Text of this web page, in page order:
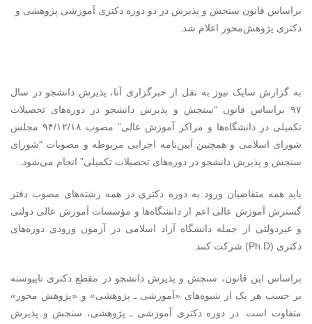
براساس قانون سنجش و پذیرش در دو دوره دکتری آموزشی پژوهشی و
دکتری پژوهش‌محور اعلام شد.
به گزارش سایک نیوز به نقل از خبرگزاری آنا، پذیرش دانشجو در سال
۹۷ براساس قانون “سنجش و پذیرش دانشجو در دوره‌های تحصیلات
تکمیلی در دانشگاه‌ها و مراکز آموزش عالی” مصوب ۹۴/۱۲/۱۸ مجلس
شورای اسلامی و همچنین آیین‌نامه اجرایی مربوطه و مصوبات “شورای
سنجش و پذیرش دانشجو در دوره‌های تحصیلات تکمیلی” انجام می‌شود.
باید همه متقاضیان ورود به دوره دکتری در همه رشته‌های مصوب دفتر
گسترش آموزش عالی اعم از دانشگاه‌ها و مؤسسات آموزش عالی دولتی
و غیردولتی از جمله دانشگاه آزاد اسلامی در آزمون ورودی دوره‌های
دکتری (Ph.D) شرکت کنند.
بر‌اساس این قانون، سنجش و پذیرش دانشجو در مقطع دکتری ناپیوسته
بر حسب هر یک از شیوه‌های «آموزشی ـ پژوهشی» و «پژوهش محور»
متفاوت است. در دوره دکتری آموزشی ـ پژوهشی، سنجش و پذیرش